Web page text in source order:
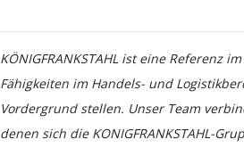
KÖNIGFRANKSTAHL ist eine
Fähigkeiten im Handels- und
Vordergrund stellen. Unser Team
denen sich die KONIGFRANKSTAHL-